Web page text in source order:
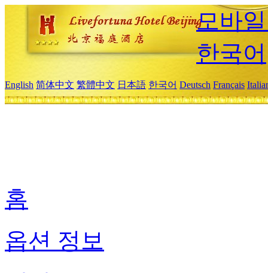
모바
한국어
English 简体中文 繁體中文 日本語 한국어 Deutsch Français
홈
옵션 정보